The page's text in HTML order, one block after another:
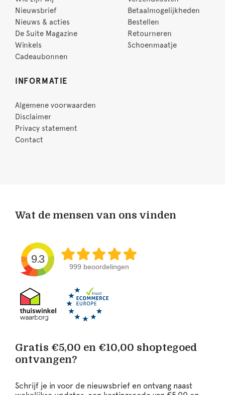
Nieuwsbrief
Nieuws & acties
De Suite Magazine
Winkels
Cadeaubonnen
Betaalmogelijkheden
Bestellen
Retourneren
Schoenmaatje
INFORMATIE
Algemene voorwaarden
Disclaimer
Privacy statement
Contact
Wat de mensen van ons vinden
9.3
999 beoordelingen
Gratis €5,00 en €10,00 shoptegoed
ontvangen?
Schrijf je in voor de nieuwsbrief en ontvang naast